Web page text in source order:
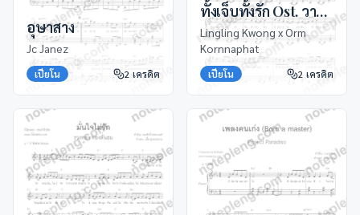
อุษาสาง
Jc Janez
เปียโน 2 เครดิต
ทั้งเจ็บทั้งรัก Ost. วาดฝันวันวิวาห์
Lingling Kwong x Orm
Kornnaphat
เปียโน 2 เครดิต